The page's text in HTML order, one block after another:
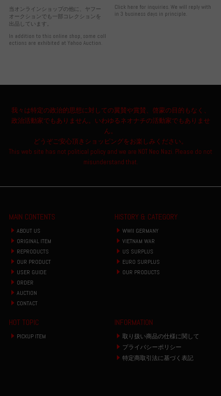
当オンラインショップの他に、ヤフー
オークションでも一部コレクションを
出品しています。
In addition to this online shop, some coll
ections are exhibited at Yahoo Auction.
Click here for inquiries. We will reply with
in 3 business days in principle.
我々は特定の政治的思想に対しての翼賛や賞賛、啓蒙の目的もなく、
政治活動家でもありません。いわゆるネオナチの活動家でもありませ
ん。
どうぞご安心頂きショッピングをお楽しみください。
This web site has not political policy and we are NOT Neo Nazi. Please do not
misunderstand that.
MAIN CONTENTS
ABOUT US
ORIGINAL ITEM
REPRODUCTS
OUR PRODUCT
USER GUIDE
ORDER
AUCTION
CONTACT
HISTORY & CATEGORY
WWII GERMANY
VIETNAM WAR
US SURPLUS
EURO SURPLUS
OUR PRODUCTS
HOT TOPIC
PICKUP ITEM
INFORMATION
取り扱い商品の仕様に関して
プライバシーポリシー
特定商取引法に基づく表記